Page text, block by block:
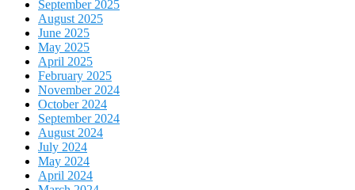
September 2025
August 2025
June 2025
May 2025
April 2025
February 2025
November 2024
October 2024
September 2024
August 2024
July 2024
May 2024
April 2024